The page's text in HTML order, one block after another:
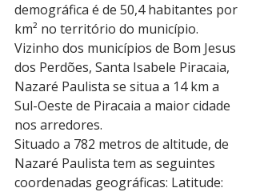
demográfica é de 50,4 habitantes por
km² no território do município.
Vizinho dos municípios de Bom Jesus
dos Perdões, Santa Isabele Piracaia,
Nazaré Paulista se situa a 14 km a
Sul-Oeste de Piracaia a maior cidade
nos arredores.
Situado a 782 metros de altitude, de
Nazaré Paulista tem as seguintes
coordenadas geográficas: Latitude: